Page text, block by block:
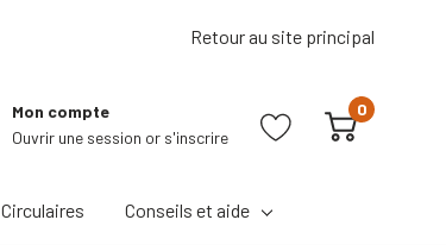
Retour au site principal
Mon compte
Ouvrir une session or s'inscrire
0
Circulaires Conseils et aide